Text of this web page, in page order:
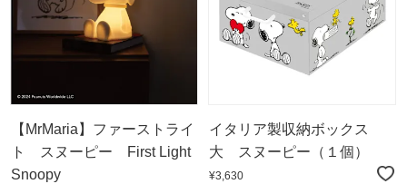
【MrMaria】ファーストライ
ト スヌーピー First Light
Snoopy
イタリア製収納ボックス
大 スヌーピー（１個）
¥3,630